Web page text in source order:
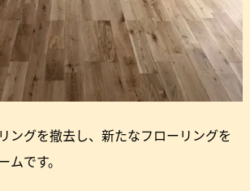
ングを撤去し、新たなフローリングを
です。